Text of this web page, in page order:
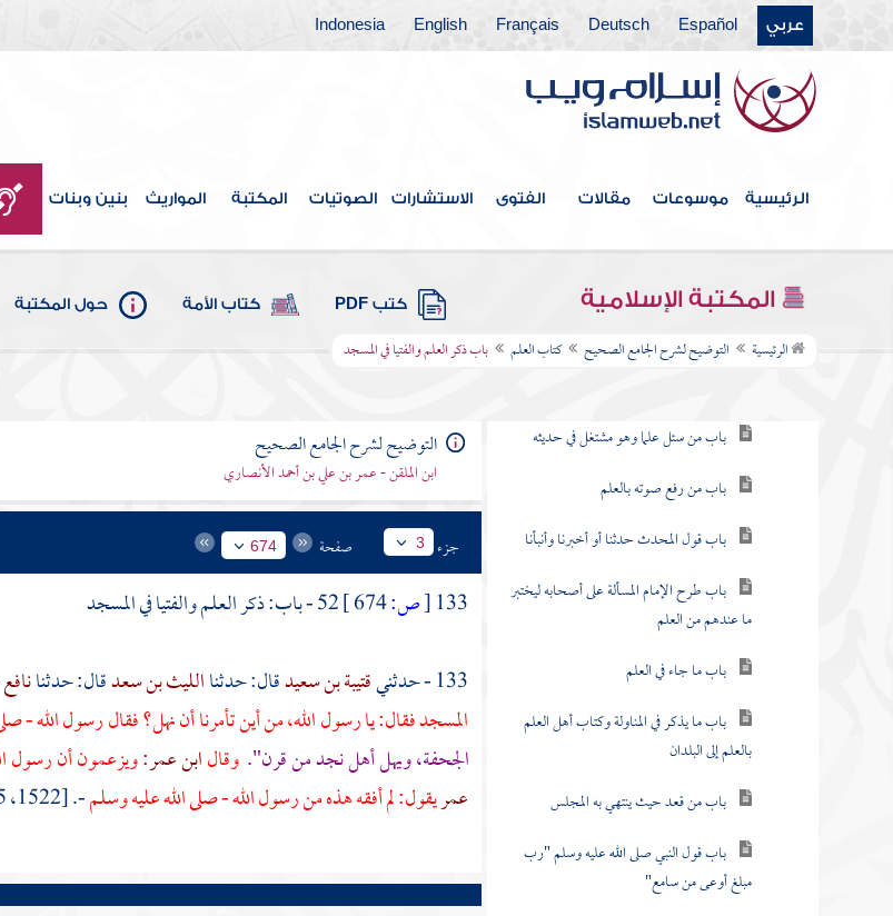
عربي Español
Deutsch
Français
English
Indonesia
الرئيسية موسوعات مقالات الفتوى الاستشارات الصوتيات المكتبة المواريث بنين وبنات
المكتبة الإسلامية كتب PDF كتاب الأمة حول المكتبة
الرئيسية التوضيح لشرح الجامع الصحيح كتاب العلم باب ذكر العلم والفتيا في المسجد
فهرس الكتاب
المقدمة
كتاب بدء الوحي
كتاب الإيمان
باقي كتاب الإيمان
كتاب العلم
باب من سئل علما وهو مشتغل في حديثه
باب من رفع صوته بالعلم
باب قول المحدث حدثنا أو أخبرنا وأنبأنا
باب طرح الإمام المسألة على أصحابه ليختبر
ما عندهم من العلم
باب ما جاء في العلم
باب ما يذكر في المناولة وكتاب أهل العلم
بالعلم إلى البلدان
باب من قعد حيث ينتهي به المجلس
باب قول النبي صلى الله عليه وسلم "رب
مبلغ أوعى من سامع"
التوضيح لشرح الجامع الصحيح
ابن الملقن - عمر بن علي بن أحمد الأنصاري
جزء 3 صفحة 674
133
[ص:
52 - باب: ذكر العلم والفتيا في المسجد
133 - حدثني
قتيبة بن سعيدقال: حدثناالليث بن سعدقال: حدثنا
المسجد فقال: يا رسول الله، من أين تأمرنا أن نهل؟ فقال رسول الله -
الجحفة،ويهلأهلنجدمنقرن". وقالابن عمر:ويزعمون أن رسول
عمريقول: لم أفقه هذه من رسول الله - صلى الله عليه وسلم-. [1522، 1525، 1527، 1528، 7344 - مسلم: 1182 - فتح: 1 \ 230]